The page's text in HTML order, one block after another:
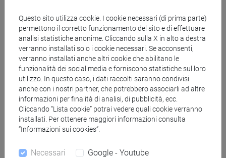
digitale
degli articoli
del
quotidiano
giapponese
Asahi
Shimbun,
dal 1879 ad
oggi, riviste,
archivi
altre fonti
accesso da
remoto
Questo sito utilizza cookie. I cookie necessari (di prima parte)
permettono il corretto funzionamento del sito e di effettuare
analisi statistiche anonime. Cliccando sulla X in alto a destra
verranno installati solo i cookie necessari. Se acconsenti,
verranno installati anche altri cookie che abilitano le
funzionalità dei social media e forniscono statistiche sul loro
utilizzo. In questo caso, i dati raccolti saranno condivisi
anche con i nostri partner, che potrebbero associarli ad altre
informazioni per finalità di analisi, di pubblicità, ecc.
Cliccando “Lista cookie” potrai vedere quali cookie verranno
installati. Per ottenere maggiori informazioni consulta
“Informazioni sui cookies”.
Necessari Google - Youtube